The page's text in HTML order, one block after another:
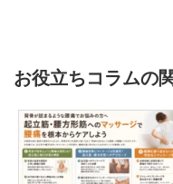
お役立ちコラムの